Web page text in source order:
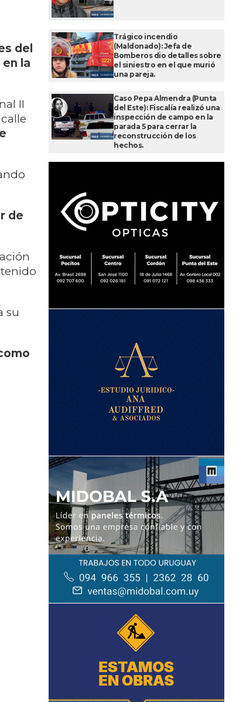
del
la
II
de
su
Trágico incendio
(Maldonado): Jefa de
Bomberos dio detalles sobre
el siniestro en el que murió
una pareja.
Caso Pepa Almendra (Punta
del Este): Fiscalía realizó una
inspección de campo en la
parada 5 para cerrar la
reconstrucción de los
hechos.